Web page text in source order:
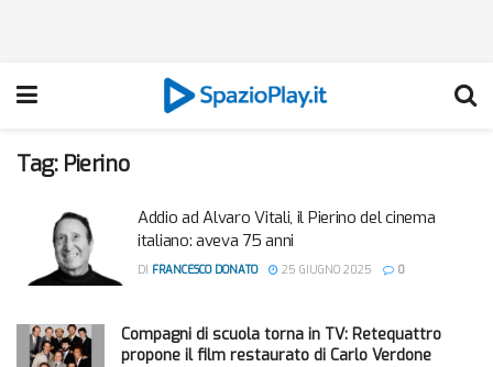
Tag: Pierino
Addio ad Alvaro Vitali, il Pierino del cinema
italiano: aveva 75 anni
DI FRANCESCO DONATO 25 GIUGNO 2025 0
Compagni di scuola torna in TV: Retequattro
propone il film restaurato di Carlo Verdone